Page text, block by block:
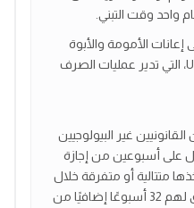
واحد وقت التبني.
الأمومة والأبوة
من خلال Udbetaling Danmark، التي تدير عمليات الصرف
القانونيين غير البيولوجيين
على أسبوعين من إجازة
متتالية أو متفرقة خلال
14 أسبوعًا بعد الولادة. كما يحق لهم 32 أسبوعًا إضافيًا من